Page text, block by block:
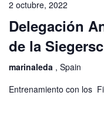
2 octubre, 2022
Delegación
de la
marinaleda , Spain
Entrenamiento con los